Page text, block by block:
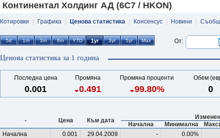
Континентал Холдинг АД (6C7 / HKON)
Котировки Графика Ценова статистика Консенсус Новини
От:
Ценова статистика за 1 година
Последна цена Промяна Промяна проценти Обем
0.001 0.491 99.80% 0
- Цена Към дата
Начална
Минимална
Начална
0.001 29.04.2009 -
0.00%